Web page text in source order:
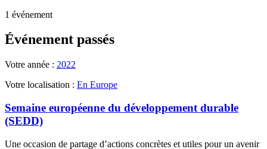
1 événement
Événement passés
Votre année : 2022
Votre localisation : En Europe
Semaine européenne du développement durable
(SEDD)
Une occasion de partage d’actions concrètes et utiles pour un avenir